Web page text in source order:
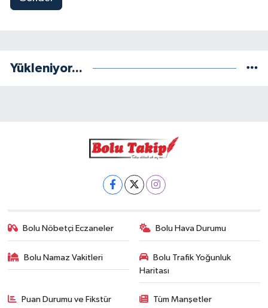
Yükleniyor...
Bolu Nöbetçi Eczaneler Bolu Hava Durumu
Bolu Namaz Vakitleri
Bolu Trafik Yoğunluk
Haritası
Puan Durumu ve Fikstür Tüm Manşetler